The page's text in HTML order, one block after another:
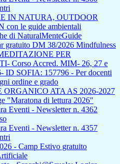
IN NATURA, OUTDOOR
con le guide ambientali
di NaturalMenteGuide
gratuito DM 38/2026 Mindfulness
PER
Corso Accred. MIM- 26, 27 e
ID SOFIA: 157796 - Per docenti
ordine e grado
ATA AS 2026-2027
"Maratona di lettura 2026"
Eventi - Newsletter n. 4362
Eventi - Newsletter n. 4357
- Camp Estivo gratuito